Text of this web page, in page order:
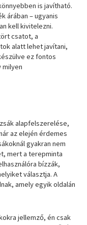
is javítható.
árában – ugyanis
kell kivitelezni.
csatot, a
alatt lehet javítani,
ez fontos
milyen
alapfelszerelése,
az elején érdemes
gyakran nem
mert a terepminta
bízzák,
választja. A
amely egyik oldalán
jellemző, én csak